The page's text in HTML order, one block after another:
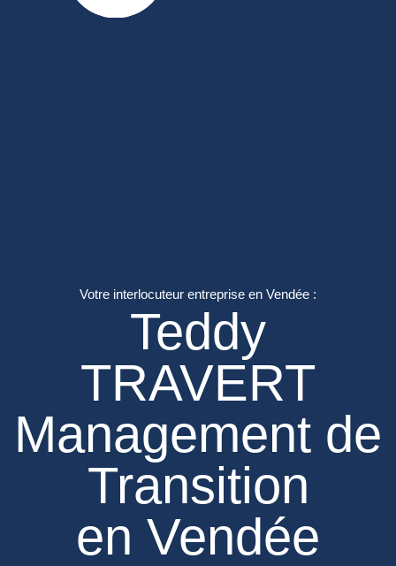
Votre interlocuteur entreprise en Vendée :
Teddy
TRAVERT
Management de
Transition
en Vendée